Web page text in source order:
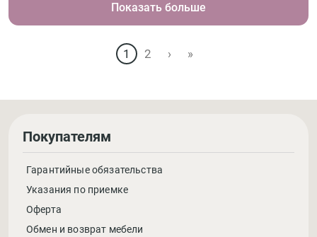
Показать больше
1 2 › »
Покупателям
Гарантийные обязательства
Указания по приемке
Оферта
Обмен и возврат мебели